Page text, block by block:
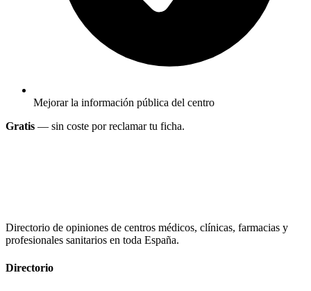
Mejorar la información pública del centro
Gratis — sin coste por reclamar tu ficha.
Directorio de opiniones de centros médicos, clínicas, farmacias y
profesionales sanitarios en toda España.
Directorio